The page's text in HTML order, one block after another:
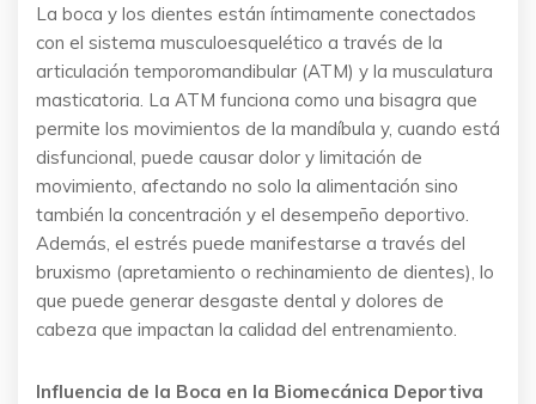
La boca y los dientes están íntimamente conectados
con el sistema musculoesquelético a través de la
articulación temporomandibular (ATM) y la musculatura
masticatoria. La ATM funciona como una bisagra que
permite los movimientos de la mandíbula y, cuando está
disfuncional, puede causar dolor y limitación de
movimiento, afectando no solo la alimentación sino
también la concentración y el desempeño deportivo.
Además, el estrés puede manifestarse a través del
bruxismo (apretamiento o rechinamiento de dientes), lo
que puede generar desgaste dental y dolores de
cabeza que impactan la calidad del entrenamiento.
Influencia de la Boca en la Biomecánica Deportiva